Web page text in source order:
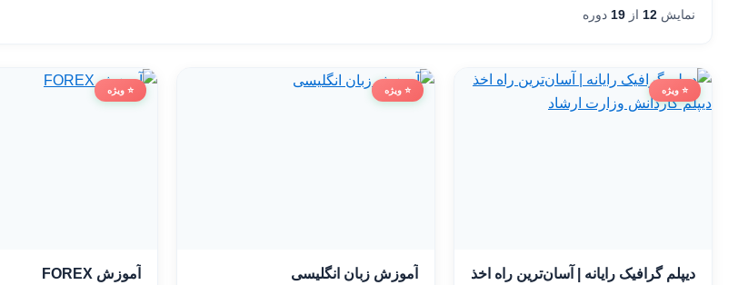
نمایش 12 از 19 دوره
⭐ ویژه
دیپلم گرافیک رایانه | آسان‌ترین راه اخذ
⭐ ویژه
آموزش زبان انگلیسی
⭐ ویژه
آموزش FOREX